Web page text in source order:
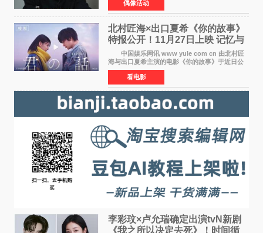
发表声明，明确否认相关传闻。 公司表示，
爆料者是一名长
偶像活动
北村匠海×出口夏希《你的故事》
特报公开！11月27日上映 记忆与
初恋的奇幻交织
中国娱乐网讯 www yule com cn 由北村匠
海与出口夏希主演的电影《你的故事》于近日公
开特报影像，正式定档11月27日上映。 本片
改编自三秋缒同名小说，编剧由曾执笔《孤独摇
滚！》的吉田惠
看电影
李彩玟×卢允瑞确定出演tvN新剧
《我之所以决定去死》！时间循